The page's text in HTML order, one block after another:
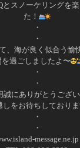
•
ジとしてのホエール
おりますが、提携の
ラストウォッチングへ
はりクジラが少ない
報を頂き無事に親子
事ができました
•
したが海は凪で、産
が寄り添って泳ぐ光景
よ〜
...